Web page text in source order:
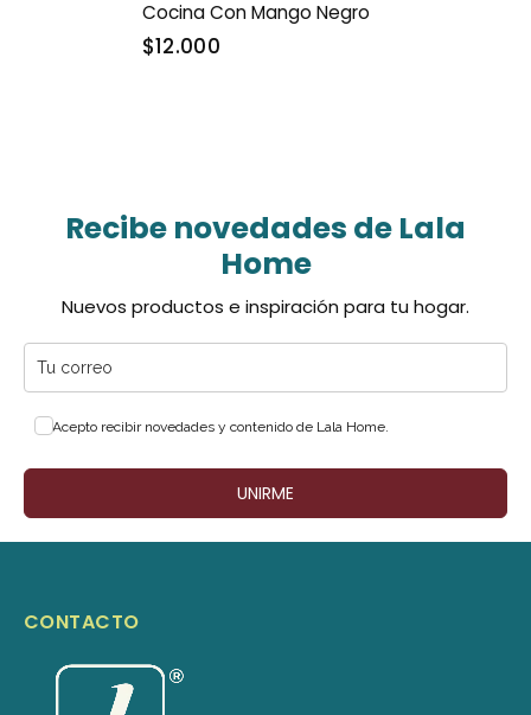
Cocina Con Mango Negro
$12.000
Recibe novedades de Lala
Home
Nuevos productos e inspiración para tu hogar.
Acepto recibir novedades y contenido de Lala Home.
UNIRME
CONTACTO